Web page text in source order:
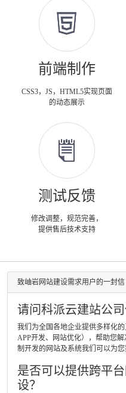
前端制作
CSS3，JS，HTML5实现页面
的动态展示
测试反馈
修改调整，规范完善，
提供售后技术支持
致岫岩网站建设需求用户的一封信
请问科派云建站公司
我们为全国各地企业提供多样化
APP开发、网站优化），帮助您
制开发的网站及系统我们可以为
是否可以提供跨平
设？